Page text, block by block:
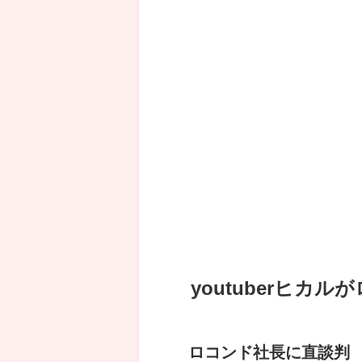
youtuberヒカルが
ロコンド社長に直談判